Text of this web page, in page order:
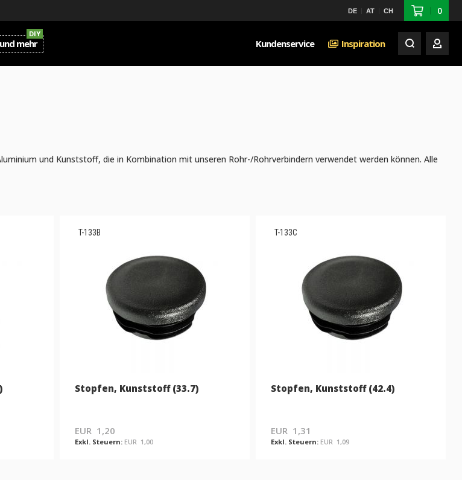
DE AT CH 0
mehr
DIY
Kundenservice Inspiration Mein
und Kunststoff, die in Kombination mit unseren Rohr-/Rohrverbindern verwendet werden können. Alle
T-133B
Stopfen, Kunststoff (33.7)
EUR 1,20
EUR 1,00
T-133C
Stopfen, Kunststoff (42.4)
EUR 1,31
EUR 1,09